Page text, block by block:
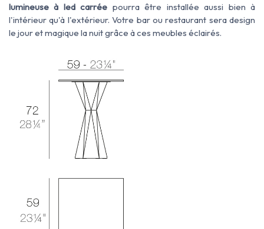
lumineuse à led carrée pourra être installée aussi bien à
l'intérieur qu'à l'extérieur. Votre bar ou restaurant sera design
le jour et magique la nuit grâce à ces meubles éclairés.